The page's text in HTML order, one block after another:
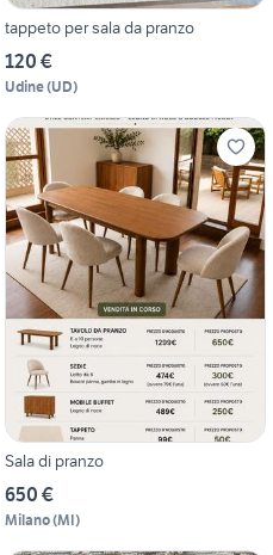
tappeto per sala da pranzo
120 €
Udine(UD)
Sala di pranzo
650 €
Milano(MI)